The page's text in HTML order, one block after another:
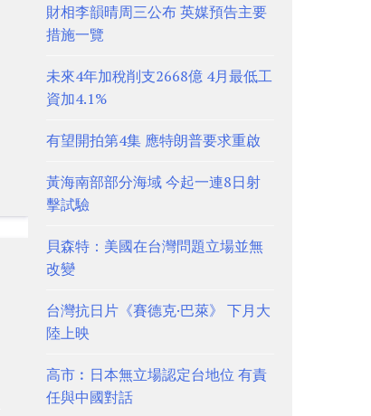
財相李韻晴周三公布 英媒預告主要
措施一覽
未來4年加稅削支2668億 4月最低工
資加4.1%
有望開拍第4集 應特朗普要求重啟
黃海南部部分海域 今起一連8日射
擊試驗
貝森特：美國在台灣問題立場並無
改變
台灣抗日片《賽德克·巴萊》 下月大
陸上映
高市︰日本無立場認定台地位 有責
任與中國對話